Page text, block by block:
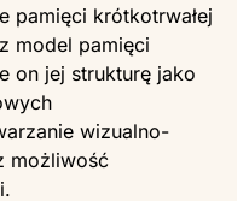
pamięci krótkotrwałej
model pamięci
on jej strukturę jako
wizualno-
możliwość